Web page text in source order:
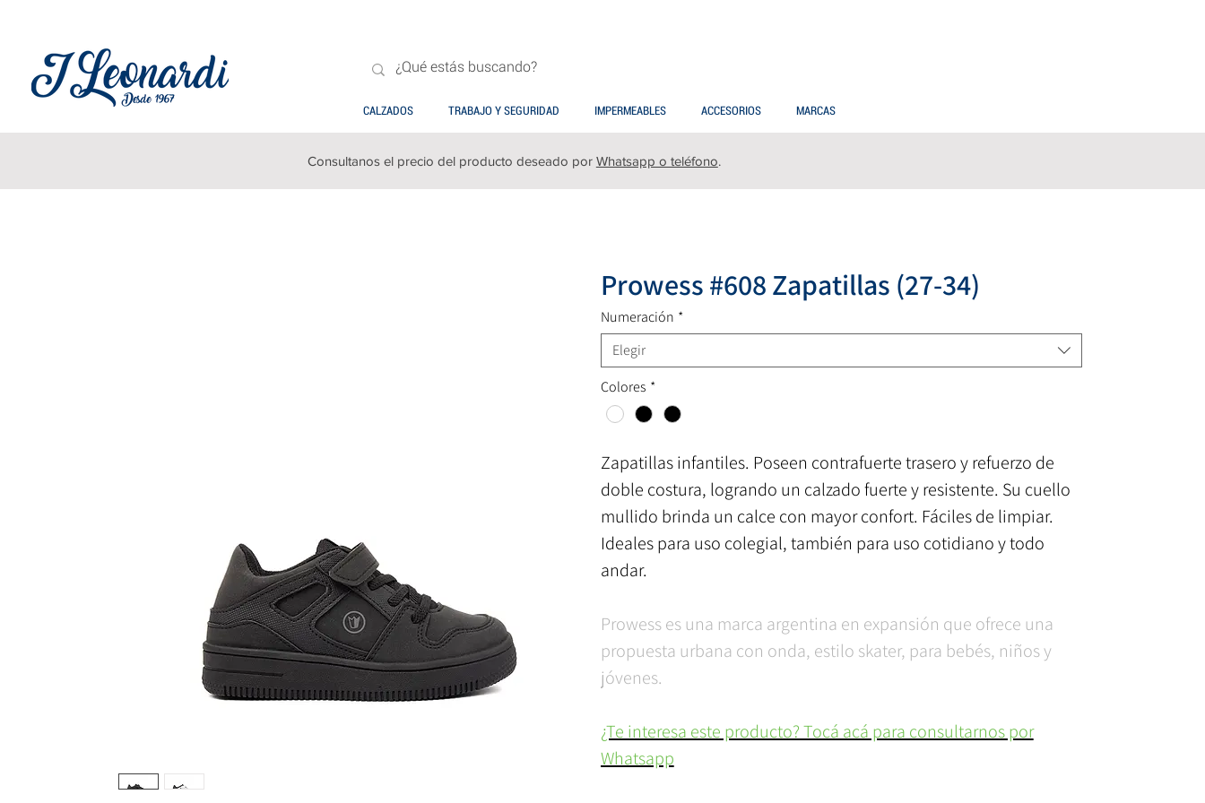
CALZADOS TRABAJO Y SEGURIDAD IMPERMEABLES ACCESORIOS MARCAS
Prowess #608 Zapatillas (27-34)
Numeración *
Elegir
Colores *
Zapatillas infantiles. Poseen contrafuerte trasero y refuerzo de
doble costura, logrando un calzado fuerte y resistente. Su cuello
mullido brinda un calce con mayor confort. Fáciles de limpiar.
Ideales para uso colegial, también para uso cotidiano y todo
andar.
Prowess es una marca argentina en expansión que ofrece una
propuesta urbana con onda, estilo skater, para bebés, niños y
jóvenes.
¿Te interesa este producto? Tocá acá para consultarnos por
Whatsapp
Consultanos el precio del producto deseado por Whatsapp o teléfono.